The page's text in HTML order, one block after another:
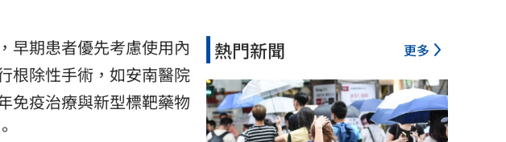
早期患者優先考慮使用內
根除性手術，如安南醫院
免疫治療與新型標靶藥物
熱門新聞 更多